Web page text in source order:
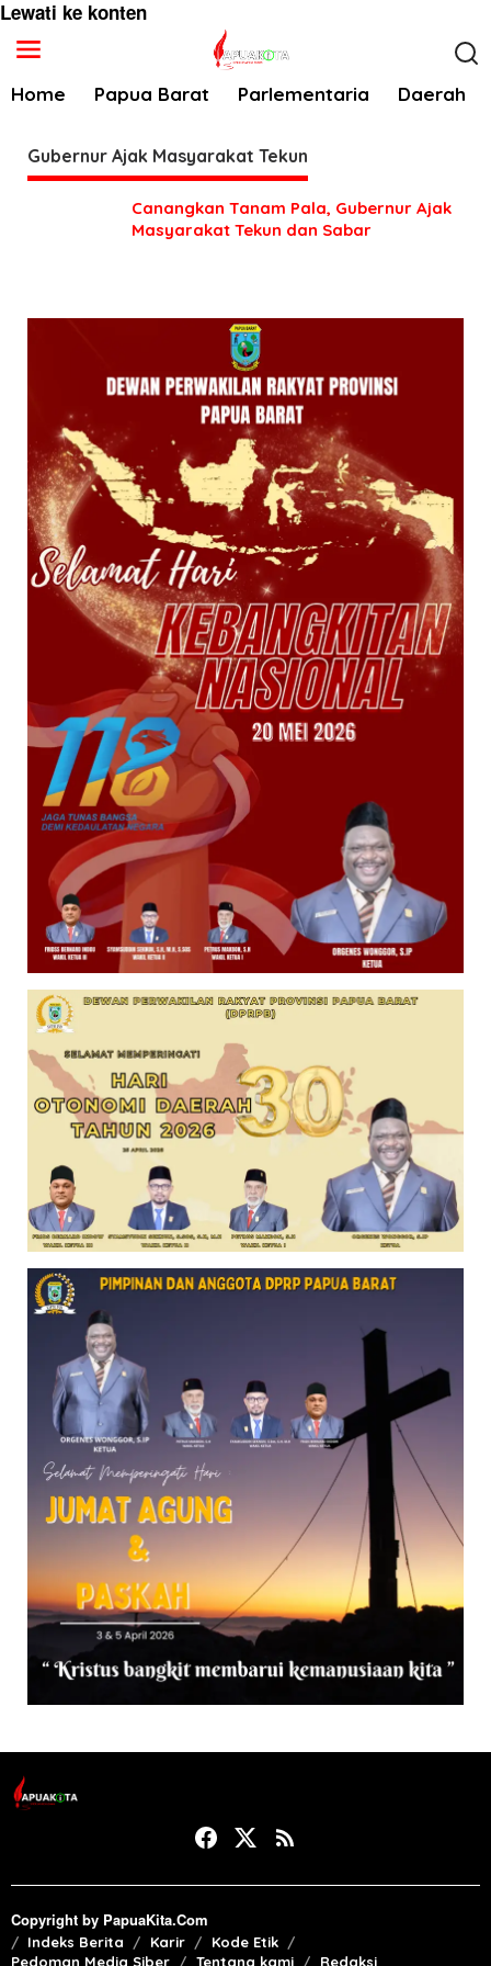
Lewati ke konten
Home Papua Barat Parlementaria Daerah
Gubernur Ajak Masyarakat Tekun
Canangkan Tanam Pala, Gubernur Ajak
Masyarakat Tekun dan Sabar
Copyright by PapuaKita.Com
Indeks Berita Karir
Kode Etik
Pedoman Media Siber
Tentang kami Redaksi